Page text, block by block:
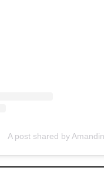
A post shared by